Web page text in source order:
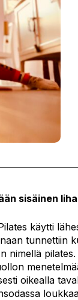
sisäinen
käytti
tunnettiin
nimellä
oikealla